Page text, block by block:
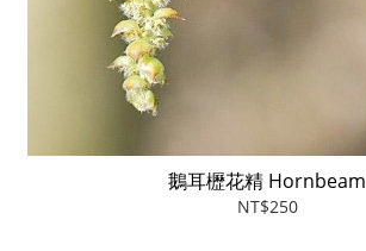
鵝耳櫪花精 Hornbeam
NT$250